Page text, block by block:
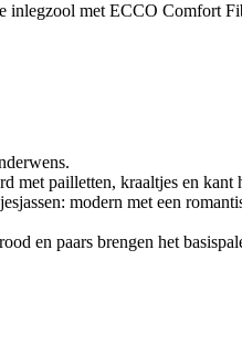
inlegzool met ECCO Comfort
met pailletten, kraaltjes en kant
modern met een
en paars brengen het